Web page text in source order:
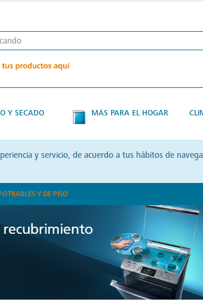
Y SECADO MÁS PARA EL HOGAR
y servicio, de acuerdo a tus hábitos de
Y DE PISO